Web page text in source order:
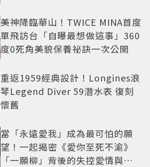
美神降臨華山！TWICE MINA首度
單飛訪台「自曝最想做這事」360
度0死角美貌保養祕訣一次公開
重返1959經典設計！Longines浪
琴Legend Diver 59潛水表 復刻
懷舊
當「永遠愛我」成為最可怕的願
望！一起揭密《愛你至死不渝》
「一願柳」背後的失控愛情與爆